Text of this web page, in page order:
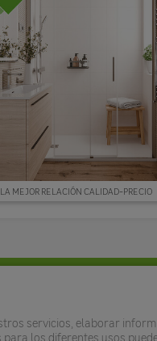
LA MEJOR RELACIÓN CALIDAD-PRECIO
Mosquiteras
servicios, elaborar
los diferentes usos